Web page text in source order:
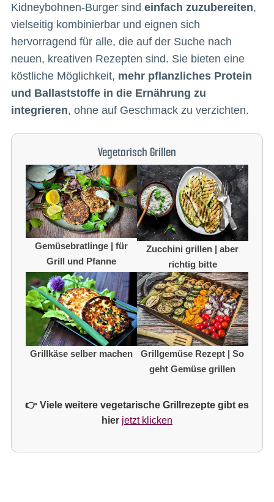
Kidneybohnen-Burger sind einfach zuzubereiten,
vielseitig kombinierbar und eignen sich
hervorragend für alle, die auf der Suche nach
neuen, kreativen Rezepten sind. Sie bieten eine
köstliche Möglichkeit, mehr pflanzliches Protein
und Ballaststoffe in die Ernährung zu
integrieren, ohne auf Geschmack zu verzichten.
Vegetarisch Grillen
Gemüsebratlinge | für
Grill und Pfanne
Zucchini grillen | aber
richtig bitte
Grillkäse selber machen
Grillgemüse Rezept | So
geht Gemüse grillen
👉 Viele weitere vegetarische Grillrezepte gibt es
hier jetzt klicken